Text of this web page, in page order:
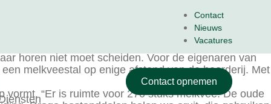
Contact
Nieuws
Vacatures
Contact opnemen
horen niet moet scheiden. Voor de eigenaren van
melkveestal op enige afstand van de boerderij. Met
“Er is ruimte voor 270 stuks melkvee. De oude